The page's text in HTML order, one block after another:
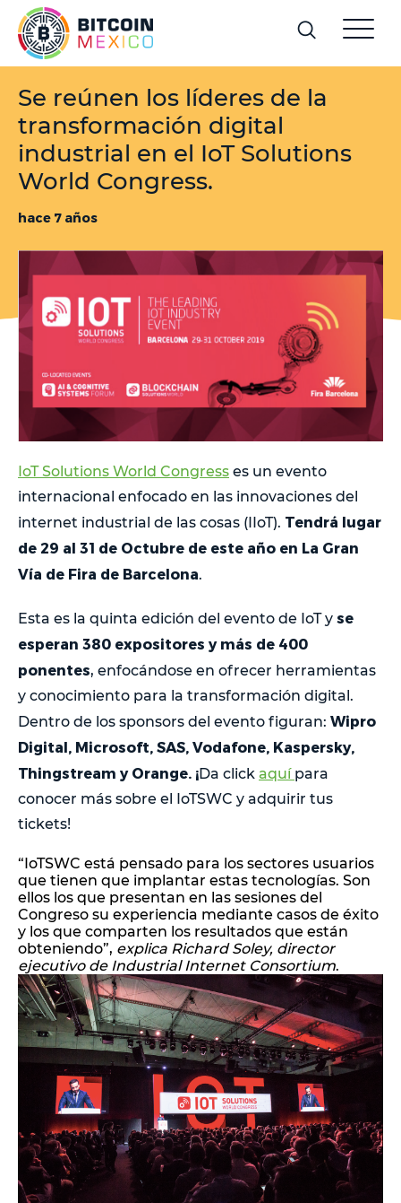
Se reúnen los líderes de la
transformación digital
industrial en el IoT Solutions
World Congress.
hace 7 años
IoT Solutions World Congress es un evento
internacional enfocado en las innovaciones del
internet industrial de las cosas (IIoT). Tendrá lugar
de 29 al 31 de Octubre de este año en La Gran
Vía de Fira de Barcelona.
Esta es la quinta edición del evento de IoT y se
esperan 380 expositores y más de 400
ponentes, enfocándose en ofrecer herramientas
y conocimiento para la transformación digital.
Dentro de los sponsors del evento figuran: Wipro
Digital, Microsoft, SAS, Vodafone, Kaspersky,
Thingstream y Orange. ¡Da click aquí para
conocer más sobre el IoTSWC y adquirir tus
tickets!
“IoTSWC está pensado para los sectores usuarios
que tienen que implantar estas tecnologías. Son
ellos los que presentan en las sesiones del
Congreso su experiencia mediante casos de éxito
y los que comparten los resultados que están
obteniendo”, explica Richard Soley, director
ejecutivo de Industrial Internet Consortium.